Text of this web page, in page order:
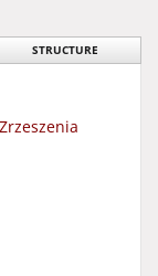
STRUCTURE